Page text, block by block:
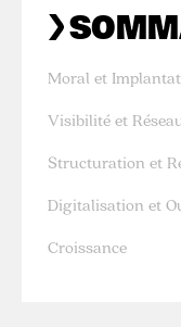
‍Moral et
‍Visibilité et
‍Structuration et
‍Digitalisation et
Croissance